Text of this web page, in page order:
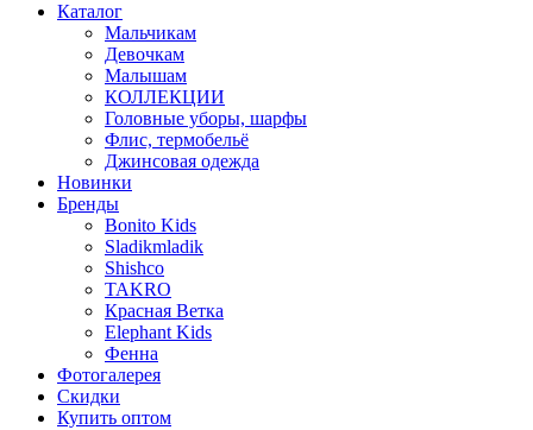
Каталог
Мальчикам
Девочкам
Малышам
КОЛЛЕКЦИИ
Головные уборы, шарфы
Флис, термобельё
Джинсовая одежда
Новинки
Бренды
Bonito Kids
Sladikmladik
Shishco
TAKRO
Красная Ветка
Elephant Kids
Фенна
Фотогалерея
Скидки
Купить оптом